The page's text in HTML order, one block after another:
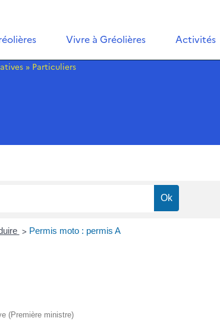
Vivre à Gréolières Activités
» Particuliers
> Permis moto : permis A
(Première ministre)